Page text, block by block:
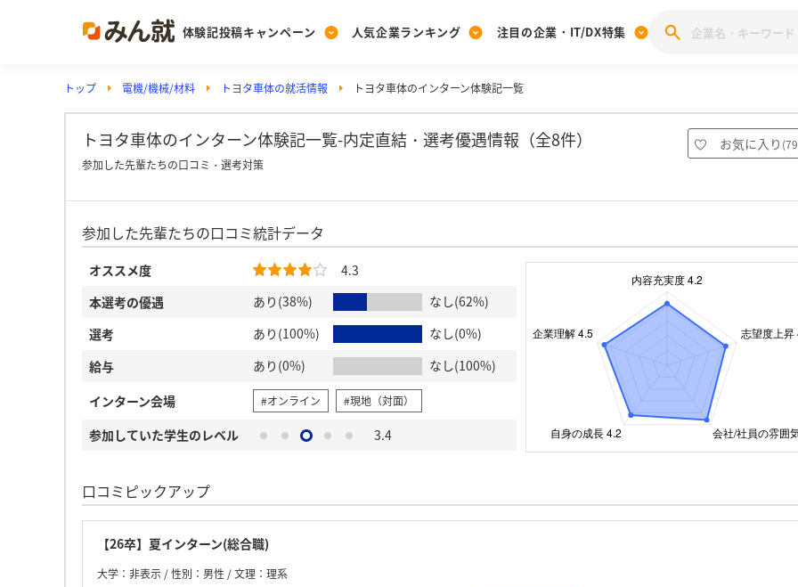
体験記投稿キャンペーン
Post
投稿する
[27卒] 本選考体験記投稿キャンペーン
人気企業ランキング
Ranking
ランキングを見る
みんなのDX企業就職ブランド調査
Vote
投票する
みん
注目の企業・IT/DX特集
PickUp
注目の企業特集
28
トップ 電機/機械/材料 トヨタ車体の就活情報 トヨタ車体のインターン体験記一覧
トヨタ車体のインターン体験記一覧-内定直結・選考優遇情報（全8件） お気に入り (
参加した先輩たちの口コミ・選考対策
参加した先輩たちの口コミ統計データ
オススメ度
4.3
本選考の優遇
あり(38%)
なし(62%)
選考
あり(100%)
なし(0%)
給与
あり(0%)
なし(100%)
インターン会場
#オンライン #現地（対面）
参加していた学生のレベル 3.4
口コミピックアップ
【26卒】夏インターン(総合職)
大学：非表示 / 性別：男性 / 文理：理系